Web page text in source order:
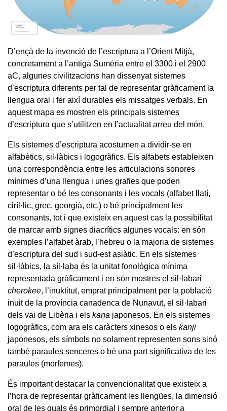
D’ençà de la invenció de l’escriptura a l’Orient Mitjà,
concretament a l’antiga Sumèria entre el 3300 i el 2900
aC, algunes civilitzacions han dissenyat sistemes
d’escriptura diferents per tal de representar gràficament la
llengua oral i fer així durables els missatges verbals. En
aquest mapa es mostren els principals sistemes
d’escriptura que s’utilitzen en l’actualitat arreu del món.
Els sistemes d’escriptura acostumen a dividir-se en
alfabètics, sil·làbics i logogràfics. Els alfabets estableixen
una correspondència entre les articulacions sonores
mínimes d’una llengua i unes grafies que poden
representar o bé les consonants i les vocals (alfabet llatí,
ciríl·lic, grec, georgià, etc.) o bé principalment les
consonants, tot i que existeix en aquest cas la possibilitat
de marcar amb signes diacrítics algunes vocals: en són
exemples l’alfabet àrab, l’hebreu o la majoria de sistemes
d’escriptura del sud i sud-est asiàtic. En els sistemes
sil·làbics, la síl·laba és la unitat fonològica mínima
representada gràficament i en són mostres el sil·labari
cherokee, l’inuktitut, emprat principalment per la població
inuit de la província canadenca de Nunavut, el sil·labari
dels vai de Libèria i els kana japonesos. En els sistemes
logogràfics, com ara els caràcters xinesos o els kanji
japonesos, els símbols no solament representen sons sinó
també paraules senceres o bé una part significativa de les
paraules (morfemes).
És important destacar la convencionalitat que existeix a
l’hora de representar gràficament les llengües, la dimensió
oral de les quals és primordial i sempre anterior a